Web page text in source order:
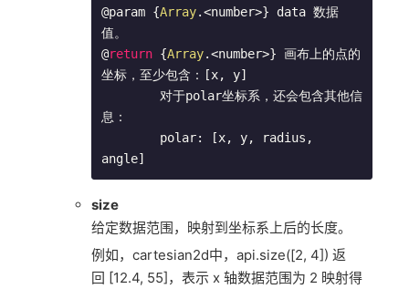
@param {Array.<number>} data 数据
值。
@return {Array.<number>} 画布上的点的
坐标，至少包含：[x, y]
息：
angle]
size
给定数据范围，映射到坐标系上后的长度。
例如，cartesian2d中，api.size([2, 4]) 返
回 [12.4, 55]，表示 x 轴数据范围为 2 映射得